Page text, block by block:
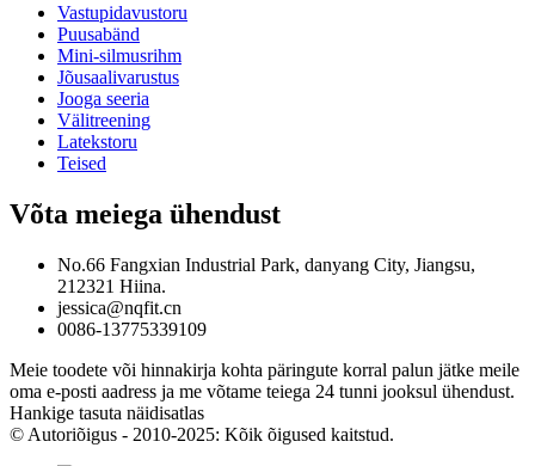
Vastupidavustoru
Puusabänd
Mini-silmusrihm
Jõusaalivarustus
Jooga seeria
Välitreening
Latekstoru
Teised
Võta meiega ühendust
No.66 Fangxian Industrial Park, danyang City, Jiangsu,
212321 Hiina.
jessica@nqfit.cn
0086-13775339109
Meie toodete või hinnakirja kohta päringute korral palun jätke meile
oma e-posti aadress ja me võtame teiega 24 tunni jooksul ühendust.
Hankige tasuta näidisatlas
© Autoriõigus - 2010-2025: Kõik õigused kaitstud.